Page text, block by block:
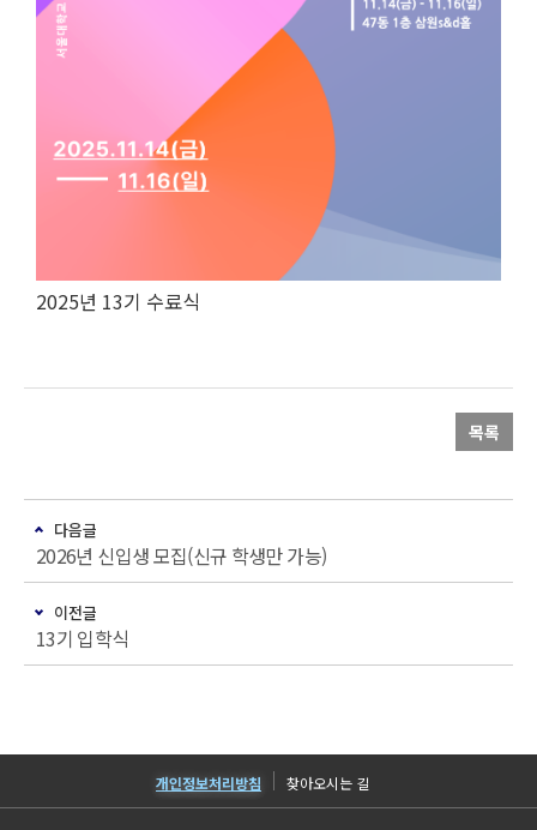
2025년 13기 수료식
목록
다음글
2026년 신입생 모집(신규 학생만 가능)
이전글
13기 입학식
개인정보처리방침 찾아오시는 길